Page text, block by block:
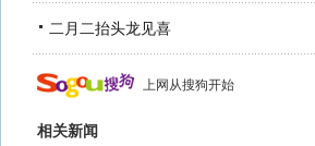
二月二抬头龙见喜
上网从搜狗开始
相关新闻